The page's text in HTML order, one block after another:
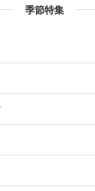
季節特集